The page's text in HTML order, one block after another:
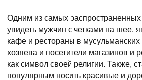
Одним из самых распространенных
увидеть мужчин с четками на шее,
кафе и рестораны в мусульманских
хозяева и посетители магазинов и
как символ своей религии. Также,
популярным носить красивые и